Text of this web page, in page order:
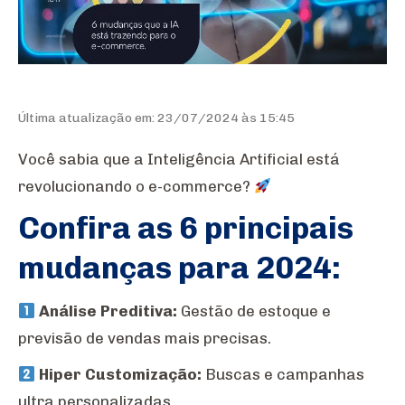
Última atualização em: 23/07/2024 às 15:45
Você sabia que a Inteligência Artificial está
revolucionando o e-commerce?
Confira as 6 principais
mudanças para 2024:
Análise Preditiva: Gestão de estoque e
previsão de vendas mais precisas.
Hiper Customização: Buscas e campanhas
ultra personalizadas.